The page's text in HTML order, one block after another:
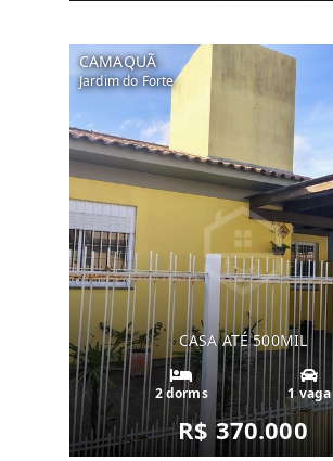
CAMAQUÃ
Jardim do Forte
CASA ATÉ 500MIL
2 dorms 1 vaga
R$ 370.000